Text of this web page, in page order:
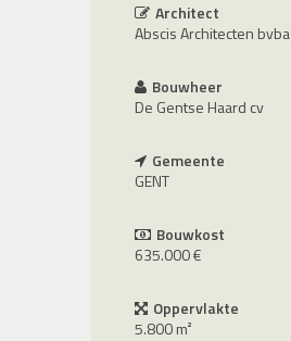
Architect
Abscis Architecten bvba
Bouwheer
De Gentse Haard cv
Gemeente
GENT
Bouwkost
635.000 €
Oppervlakte
5.800 m²